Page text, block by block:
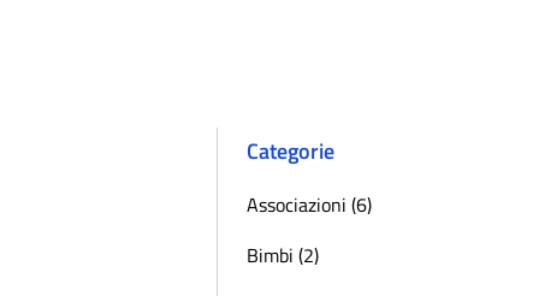
Categorie
Associazioni (6)
Bimbi (2)